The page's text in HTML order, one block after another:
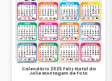
Calendário 2025 Feliz Natal da
Jolie Montagem de Foto